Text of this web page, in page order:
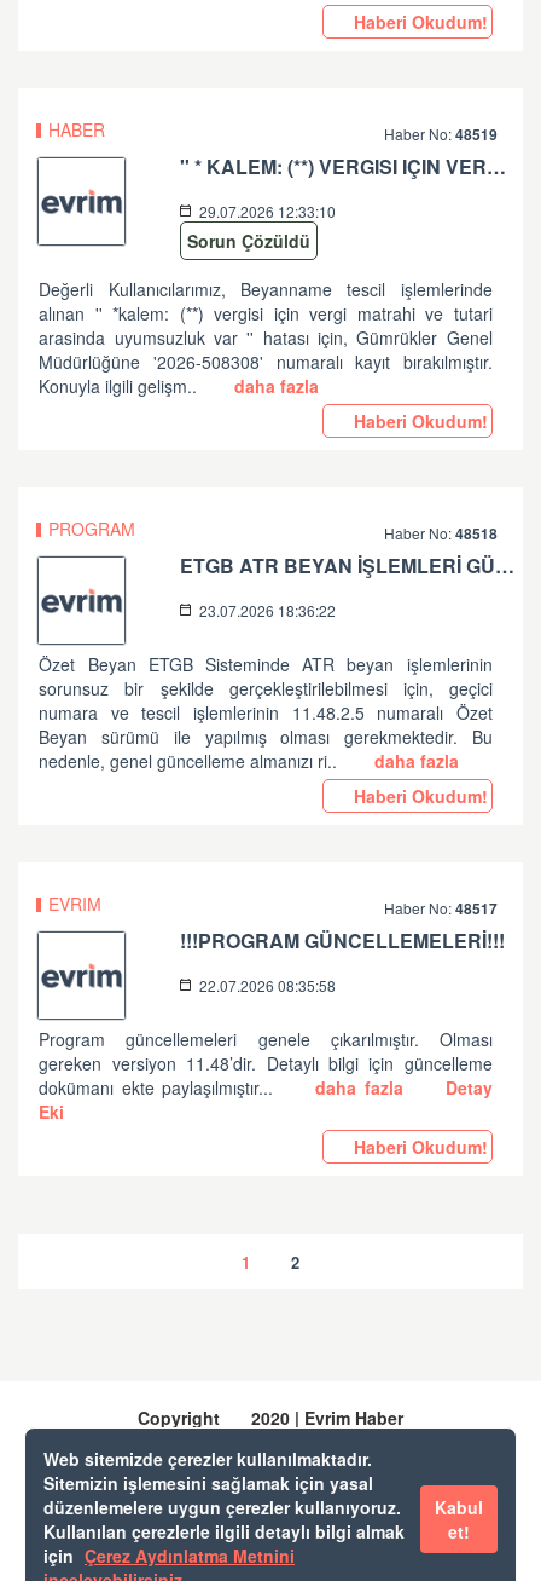
Web sitemizde çerezler kullanılmaktadır.
Sitemizin işlemesini sağlamak için yasal
düzenlemelere uygun çerezler kullanıyoruz.
Kullanılan çerezlerle ilgili detaylı bilgi almak
için Çerez Aydınlatma Metnini
Kabul
et!
Haberi Okudum!
HABER Haber No:48519
'' * KALEM: (**) VERGISI IÇIN VERGI MATRAHI VE TUTARI ARASINDA UYUMSUZLUK VAR '' HATASI HK
29.07.2026 12:33:10
Sorun Çözüldü
Değerli Kullanıcılarımız, Beyanname tescil işlemlerinde
alınan '' *kalem: (**) vergisi için vergi matrahi ve tutari
arasinda uyumsuzluk var '' hatası için, Gümrükler Genel
Müdürlüğüne '2026-508308' numaralı kayıt bırakılmıştır.
Konuyla ilgili gelişm..
daha fazla
Haberi Okudum!
PROGRAM Haber No:48518
ETGB ATR BEYAN İŞLEMLERİ GÜNCELLEME HAKKINDA
23.07.2026 18:36:22
Özet Beyan ETGB Sisteminde ATR beyan işlemlerinin
sorunsuz bir şekilde gerçekleştirilebilmesi için, geçici
numara ve tescil işlemlerinin 11.48.2.5 numaralı Özet
Beyan sürümü ile yapılmış olması gerekmektedir. Bu
nedenle, genel güncelleme almanızı ri..
daha fazla
Haberi Okudum!
EVRIM Haber No:48517
!!!PROGRAM GÜNCELLEMELERİ!!!
22.07.2026 08:35:58
Program güncellemeleri genele çıkarılmıştır. Olması
gereken versiyon 11.48’dir. Detaylı bilgi için güncelleme
dokümanı ekte paylaşılmıştır...
daha fazla
Detay
Eki
Haberi Okudum!
1 2
Copyright 2020 | Evrim Haber
Evrim Yazılım & Danışmanlık
Evrim Destek
Web Gümrük